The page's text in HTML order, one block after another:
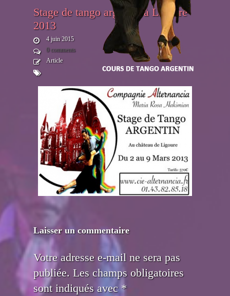
Stage de tango argentin à Ligoure
2013
4 juin 2015
0 comments
Article
Laisser un commentaire
Votre adresse e-mail ne sera pas
publiée. Les champs obligatoires
sont indiqués avec *